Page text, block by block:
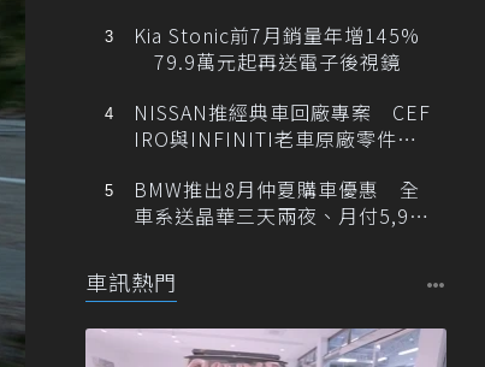
Kia Stonic前7月銷量年增145%
79.9萬元起再送電子後視鏡
NISSAN推經典車回廠專案 CEF
IRO與INFINITI老車原廠零件最
BMW推出8月仲夏購車優惠 全
車系送晶華三天兩夜、月付5,900
車訊熱門